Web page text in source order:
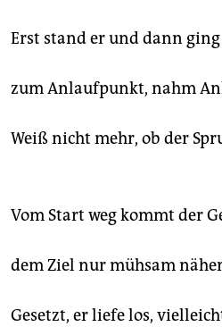
abo
Erst stand er und dann
zum Anlaufpunkt, nahm
Weiß nicht mehr, ob der
Vom Start weg kommt der
dem Ziel nur mühsam
Gesetzt, er liefe los,